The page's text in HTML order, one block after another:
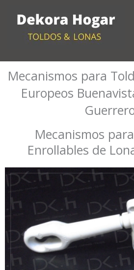
contenido
Mecanismos para
Europeos
Mecanismos
Enrollables de